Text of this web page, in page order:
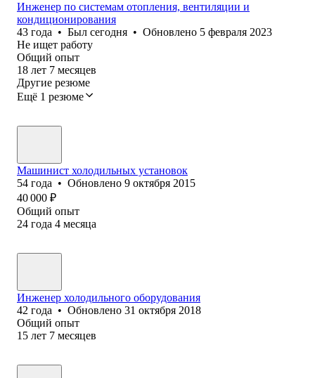
Инженер по системам отопления, вентиляции и
кондиционирования
43 года • Был сегодня • Обновлено 5 февраля 2023
Не ищет работу
Общий опыт
18 лет 7 месяцев
Другие резюме
Ещё 1 резюме
Машинист холодильных установок
54 года • Обновлено 9 октября 2015
40 000 ₽
Общий опыт
24 года 4 месяца
Инженер холодильного оборудования
42 года • Обновлено 31 октября 2018
Общий опыт
15 лет 7 месяцев